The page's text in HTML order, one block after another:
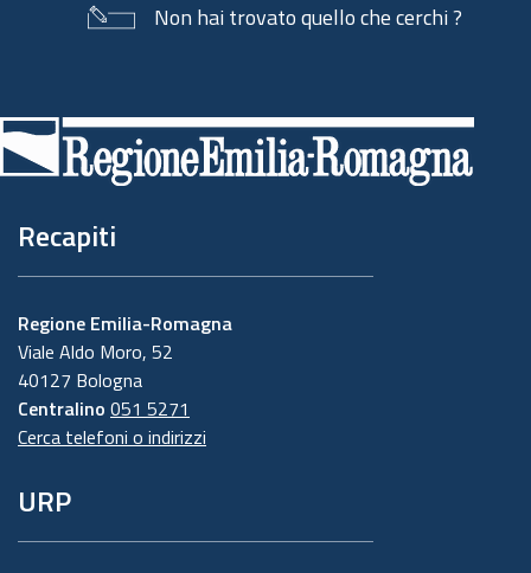
Non hai trovato quello che cerchi ?
di
pagina
Recapiti
Regione Emilia-Romagna
Viale Aldo Moro, 52
40127 Bologna
Centralino 051 5271
Cerca telefoni o indirizzi
URP